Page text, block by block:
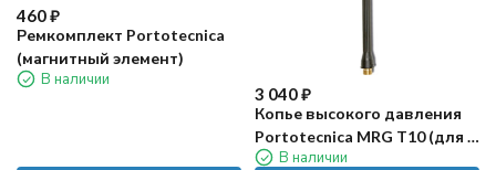
460₽
Ремкомплект Portotecnica
(магнитный элемент)
В наличии
3 040₽
Копье высокого давления
Portotecnica MRG T10 (для G
150X)В наличии